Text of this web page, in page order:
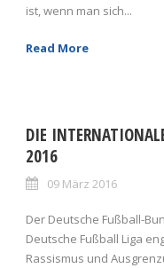
ist, wenn man sich...
Read More
DIE
2016
09 März 2016
Der Deutsche Fußball-
Deutsche Fußball Liga
Rassismus und